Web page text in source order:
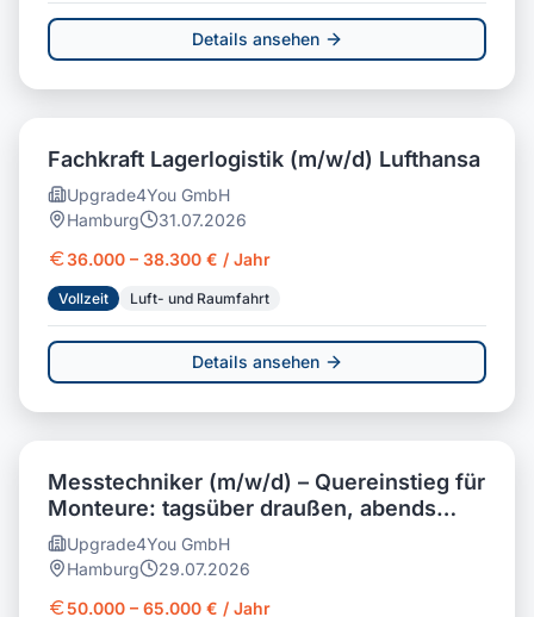
Details ansehen
Fachkraft Lagerlogistik (m/w/d) Lufthansa
Upgrade4You GmbH
Hamburg
31.07.2026
36.000 – 38.300 € / Jahr
Vollzeit Luft- und Raumfahrt
Details ansehen
Messtechniker (m/w/d) – Quereinstieg für
Monteure: tagsüber draußen, abends
daheim
Upgrade4You GmbH
Hamburg
29.07.2026
50.000 – 65.000 € / Jahr